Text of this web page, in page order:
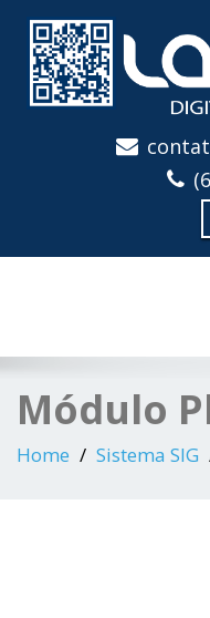
Digitalização e Sistema
Módulo
Home Sistema SIG